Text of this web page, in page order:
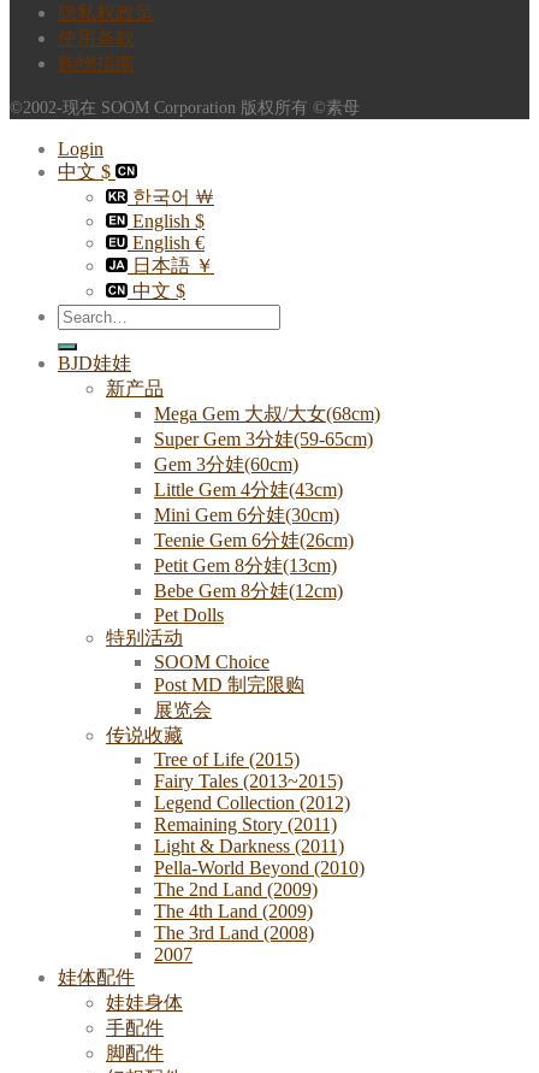
隐私权政策
使用条款
购物指南
©2002-现在 SOOM Corporation 版权所有 ©素母
Login
中文 $
한국어 ￦
English $
English €
日本語 ￥
中文 $
Search
for:
BJD娃娃
新产品
Mega Gem 大叔/大女(68cm)
Super Gem 3分娃(59-65cm)
Gem 3分娃(60cm)
Little Gem 4分娃(43cm)
Mini Gem 6分娃(30cm)
Teenie Gem 6分娃(26cm)
Petit Gem 8分娃(13cm)
Bebe Gem 8分娃(12cm)
Pet Dolls
特别活动
SOOM Choice
Post MD 制完限购
展览会
传说收藏
Tree of Life (2015)
Fairy Tales (2013~2015)
Legend Collection (2012)
Remaining Story (2011)
Light & Darkness (2011)
Pella-World Beyond (2010)
The 2nd Land (2009)
The 4th Land (2009)
The 3rd Land (2008)
2007
娃体配件
娃娃身体
手配件
脚配件